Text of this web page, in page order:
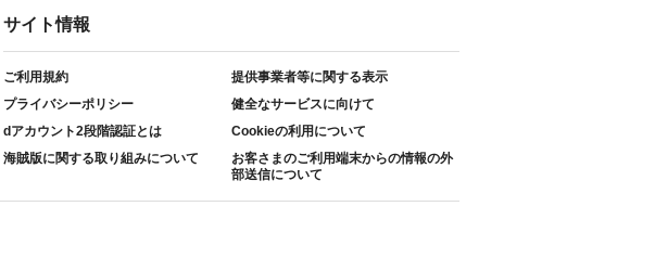
サイト情報
ご利用規約
提供事業者等に関する表示
プライバシーポリシー
健全なサービスに向けて
dアカウント2段階認証とは
Cookieの利用について
海賊版に関する取り組みについて
お客さまのご利用端末からの情報の外
部送信について